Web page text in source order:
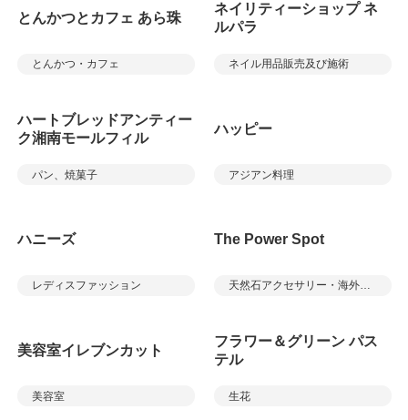
とんかつとカフェ あら珠
とんかつ・カフェ
ネイリティーショップ ネ
ルパラ
ネイル用品販売及び施術
ハートブレッドアンティー
ク湘南モールフィル
パン、焼菓子
ハッピー
アジアン料理
ハニーズ
レディスファッション
The Power Spot
天然石アクセサリー・海外雑貨
美容室イレブンカット
美容室
フラワー＆グリーン パス
テル
生花